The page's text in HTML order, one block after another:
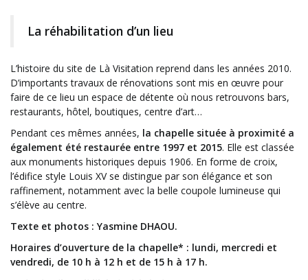
La réhabilitation d’un lieu
L’histoire du site de Là Visitation reprend dans les années 2010.
D’importants travaux de rénovations sont mis en œuvre pour
faire de ce lieu un espace de détente où nous retrouvons bars,
restaurants, hôtel, boutiques, centre d’art…
Pendant ces mêmes années, la chapelle située à proximité a
également été restaurée entre 1997 et 2015. Elle est classée
aux monuments historiques depuis 1906. En forme de croix,
l’édifice style Louis XV se distingue par son élégance et son
raffinement, notamment avec la belle coupole lumineuse qui
s’élève au centre.
Texte et photos : Yasmine DHAOU.
Horaires d’ouverture de la chapelle* : lundi, mercredi et
vendredi, de 10 h à 12 h et de 15 h à 17 h.